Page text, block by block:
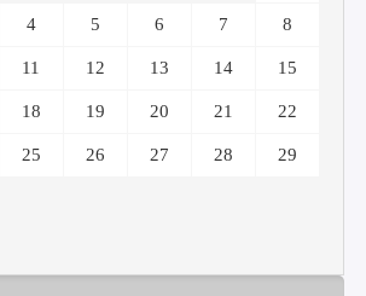
4 5 6 7 8
11 12 13 14 15
18 19 20 21 22
25 26 27 28 29